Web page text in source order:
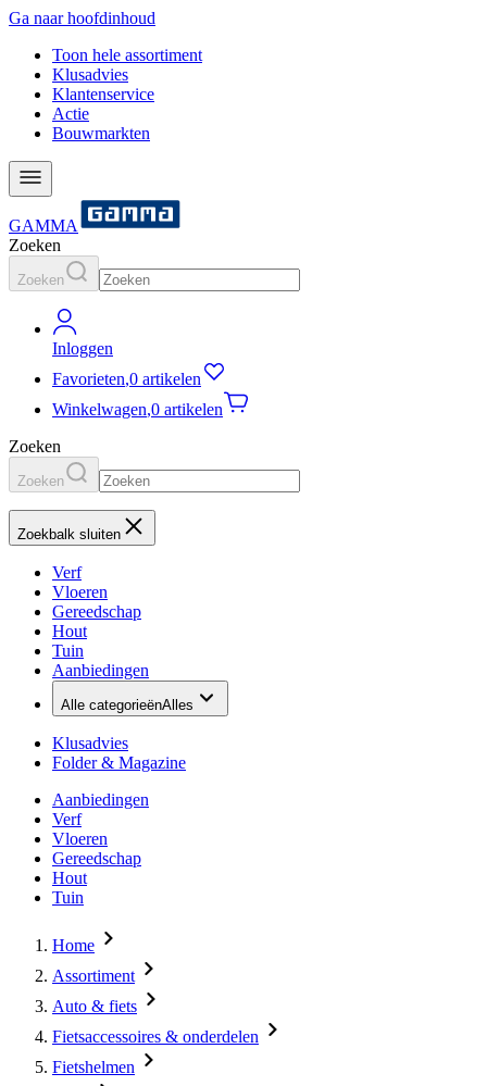
Ga naar hoofdinhoud
Toon hele assortiment
Klusadvies
Klantenservice
Actie
Bouwmarkten
GAMMA
Zoeken
Zoeken
Inloggen
Favorieten,0 artikelen
Winkelwagen,0 artikelen
Zoeken
Zoeken
Zoekbalk sluiten
Verf
Vloeren
Gereedschap
Hout
Tuin
Aanbiedingen
Alle categorieënAlles
Klusadvies
Folder & Magazine
Aanbiedingen
Verf
Vloeren
Gereedschap
Hout
Tuin
Home
Assortiment
Auto & fiets
Fietsaccessoires & onderdelen
Fietshelmen